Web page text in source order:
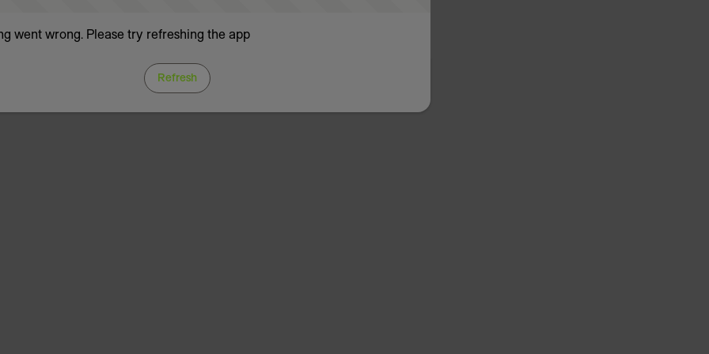
went wrong. Please try refreshing the app
Refresh